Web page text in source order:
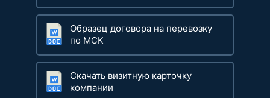
Образец договора на перевозку
по МСК
Скачать визитную карточку
компании